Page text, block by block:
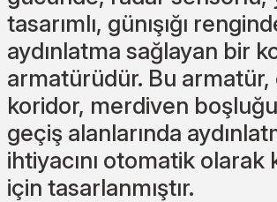
tasarımlı, günışığı
aydınlatma sağlayan bir
armatürüdür. Bu armatür,
koridor, merdiven
geçiş alanlarında
ihtiyacını otomatik olarak
için tasarlanmıştır.